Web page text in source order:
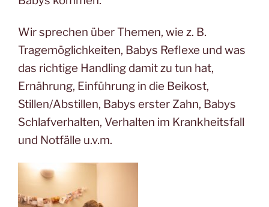
Wir sprechen über Themen, wie z. B.
Tragemöglichkeiten, Babys Reflexe und was
das richtige Handling damit zu tun hat,
Ernährung, Einführung in die Beikost,
Stillen/Abstillen, Babys erster Zahn, Babys
Schlafverhalten, Verhalten im Krankheitsfall
und Notfälle u.v.m.